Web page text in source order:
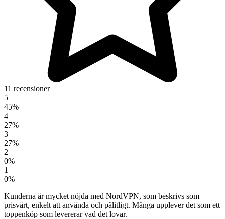
11 recensioner
5
45%
4
27%
3
27%
2
0%
1
0%
Kunderna är mycket nöjda med NordVPN, som beskrivs som
prisvärt, enkelt att använda och pålitligt. Många upplever det som ett
toppenköp som levererar vad det lovar.